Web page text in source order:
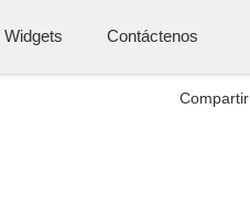
Widgets Contáctenos
Compartir